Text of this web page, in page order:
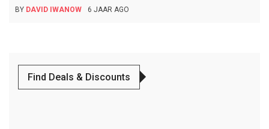
BY DAVID IWANOW 6 JAAR AGO
Find Deals & Discounts